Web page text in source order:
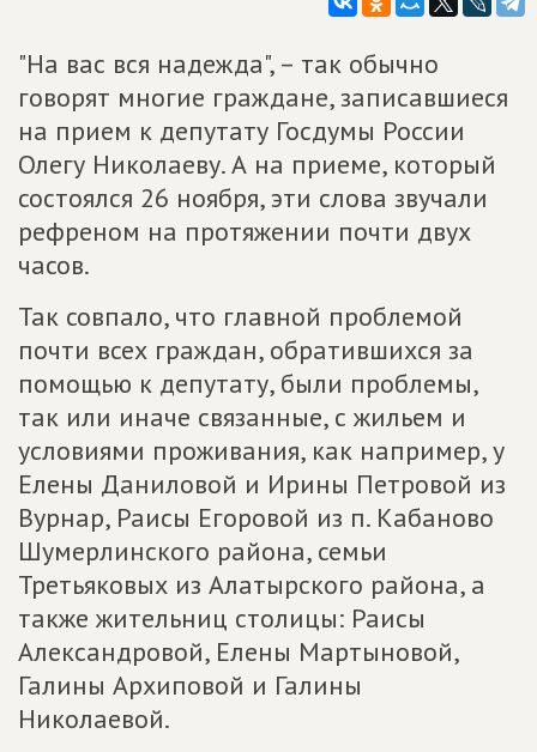
"На вас вся надежда", – так обычно
говорят многие граждане, записавшиеся
на прием к депутату Госдумы России
Олегу Николаеву. А на приеме, который
состоялся 26 ноября, эти слова звучали
рефреном на протяжении почти двух
часов.
Так совпало, что главной проблемой
почти всех граждан, обратившихся за
помощью к депутату, были проблемы,
так или иначе связанные, с жильем и
условиями проживания, как например, у
Елены Даниловой и Ирины Петровой из
Вурнар, Раисы Егоровой из п. Кабаново
Шумерлинского района, семьи
Третьяковых из Алатырского района, а
также жительниц столицы: Раисы
Александровой, Елены Мартыновой,
Галины Архиповой и Галины
Николаевой.